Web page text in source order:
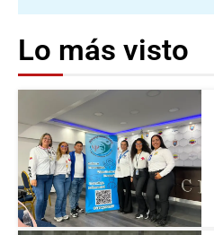
Lo más visto